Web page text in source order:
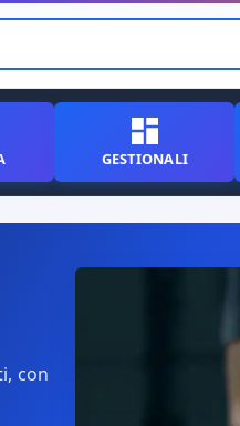
GESTIONALI
con